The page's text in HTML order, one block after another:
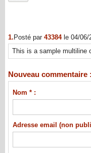
1.Posté par 43384 le 04/06/
This is a sample multiline
Nouveau commentaire :
Nom * :
Adresse email (non